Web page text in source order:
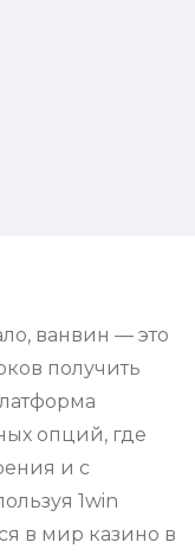
ванвин — это
получить
опций, где
и с
1win
в мир казино в